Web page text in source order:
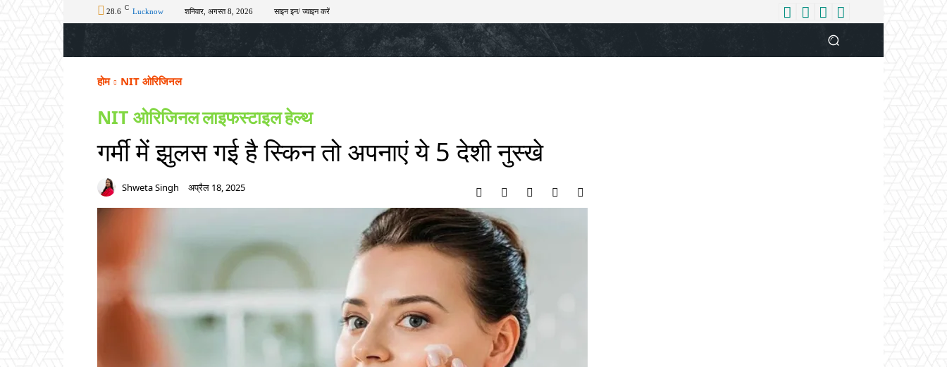
28.6 C Lucknow शनिवार, अगस्त 8, 2026 साइन इन/ ज्वाइन करें
अपराध चुनाव खेल टेक – ऑटो राज्य मनोरंजन लाइफस्टाइल बिजनेस आपकी आवाज
होम NIT ओरिजिनल
NIT ओरिजिनललाइफस्टाइलहेल्थ
गर्मी में झुलस गई है स्किन तो अपनाएं ये 5 देशी नुस्खे
Shweta Singh अप्रैल 18, 2025